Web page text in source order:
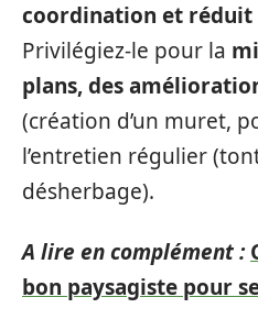
coordination et réduit
Privilégiez-le pour la
plans, des
(création d’un muret,
l’entretien régulier
désherbage).
A lire en complément :
bon paysagiste pour